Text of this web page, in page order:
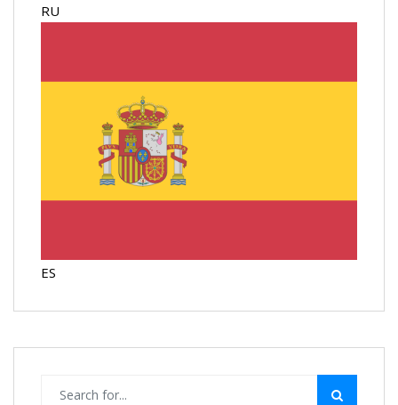
RU
ES